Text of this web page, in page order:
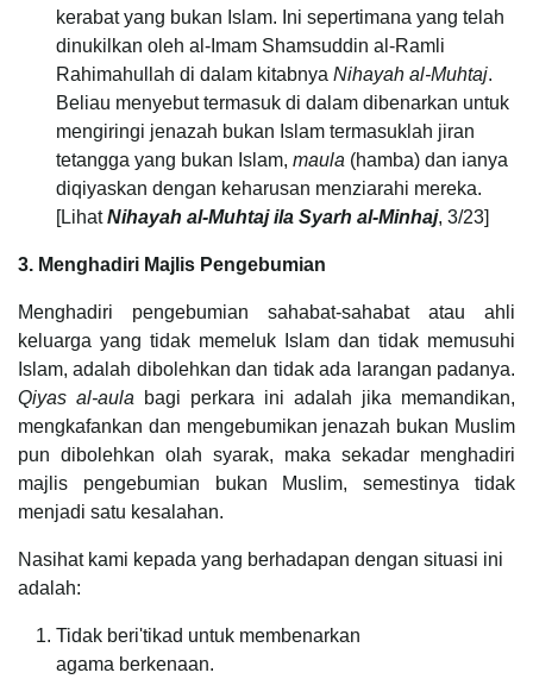
kerabat yang bukan Islam. Ini sepertimana yang telah
dinukilkan oleh al-Imam Shamsuddin al-Ramli
Rahimahullah di dalam kitabnya Nihayah al-Muhtaj.
Beliau menyebut termasuk di dalam dibenarkan untuk
mengiringi jenazah bukan Islam termasuklah jiran
tetangga yang bukan Islam, maula (hamba) dan ianya
diqiyaskan dengan keharusan menziarahi mereka.
[LihatNihayah al-Muhtaj ila Syarh al-Minhaj, 3/23]
3. Menghadiri Majlis Pengebumian
Menghadiri pengebumian sahabat-sahabat atau ahli
keluarga yang tidak memeluk Islam dan tidak memusuhi
Islam, adalah dibolehkan dan tidak ada larangan padanya.
Qiyas al-aula bagi perkara ini adalah jika memandikan,
mengkafankan dan mengebumikan jenazah bukan Muslim
pun dibolehkan olah syarak, maka sekadar menghadiri
majlis pengebumian bukan Muslim, semestinya tidak
menjadi satu kesalahan.
Nasihat kami kepada yang berhadapan dengan situasi ini
adalah:
Tidak beri'tikad untuk membenarkan
agama berkenaan.